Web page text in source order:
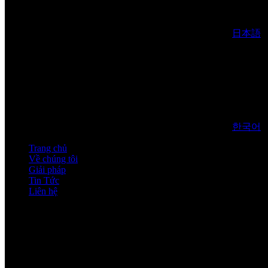
日本語
한국어
Trang chủ
Về chúng tôi
Giải pháp
Tin Tức
Liên hệ